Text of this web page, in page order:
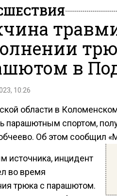
в
10:26
области в
парашютным спортом,
Об этом сообщил
источника, инцидент
во время
трюка с парашютом.